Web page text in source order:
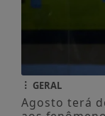
GERAL
Agosto terá